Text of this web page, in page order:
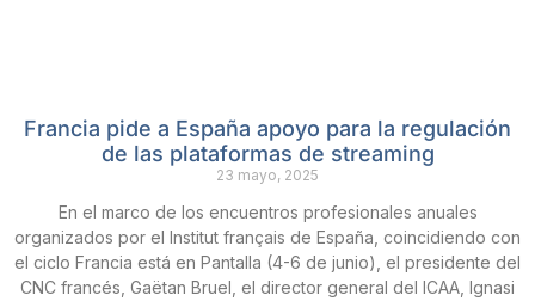
Francia pide a España apoyo para la regulación
de las plataformas de streaming
23 mayo, 2025
En el marco de los encuentros profesionales anuales
organizados por el Institut français de España, coincidiendo con
el ciclo Francia está en Pantalla (4-6 de junio), el presidente del
CNC francés, Gaëtan Bruel, el director general del ICAA, Ignasi